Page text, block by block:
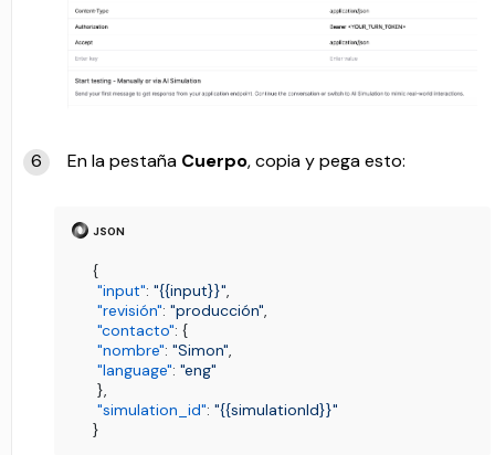
En la pestaña Cuerpo, copia y pega esto:
{
"input": "{{input}}",
"revisión": "producción",
"contacto": {
"nombre": "Simon",
"language": "eng"
},
"simulation_id": "{{simulationId}}"
}